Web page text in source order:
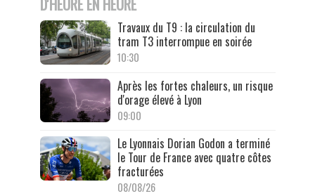
D'HEURE EN HEURE
Travaux du T9 : la circulation du
tram T3 interrompue en soirée
10:30
Après les fortes chaleurs, un risque
d'orage élevé à Lyon
09:00
Le Lyonnais Dorian Godon a terminé
le Tour de France avec quatre côtes
fracturées
08/08/26